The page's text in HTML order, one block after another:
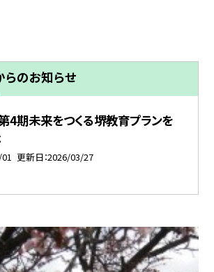
のお知らせ
未来をつくる堺教育プランを
更新日 2026/03/27